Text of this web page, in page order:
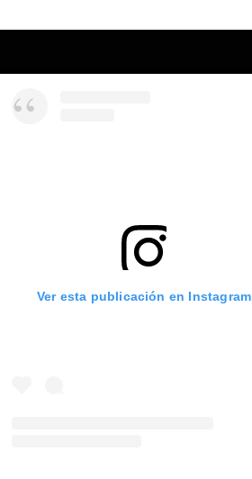
Ver esta publicación en Instagram